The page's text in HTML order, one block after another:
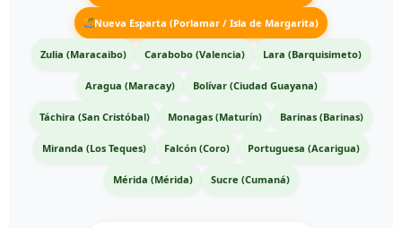
Nueva Esparta (Porlamar / Isla de Margarita)
Zulia (Maracaibo) Carabobo (Valencia) Lara (Barquisimeto)
Aragua (Maracay) Bolívar (Ciudad Guayana)
Táchira (San Cristóbal) Monagas (Maturín) Barinas (Barinas)
Miranda (Los Teques) Falcón (Coro) Portuguesa (Acarigua)
Mérida (Mérida) Sucre (Cumaná)